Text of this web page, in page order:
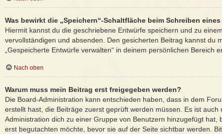
Was bewirkt die „Speichern“-Schaltfläche beim Schreiben
Hiermit kannst du die geschriebene Entwürfe speichern und zu
vervollständigen und absenden. Den gesicherten Beitrag kannst du
„Gespeicherte Entwürfe verwalten“ in deinem persönlichen Bereich
Nach oben
Warum muss mein Beitrag erst freigegeben werden?
Die Board-Administration kann entschieden haben, dass in dem
erstellt hast, die Beiträge zuerst geprüft werden müssen. Es ist auch
Administration dich zu einer Gruppe von Benutzern hinzugefügt hat,
erst begutachten möchte, bevor sie auf der Seite sichtbar werden.